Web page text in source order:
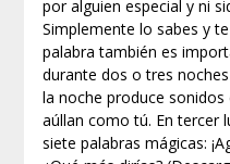
por alguien especial y ni
Simplemente lo sabes y
palabra también es
durante dos o tres
la noche produce
aúllan como tú. En tercer
siete palabras mágicas: